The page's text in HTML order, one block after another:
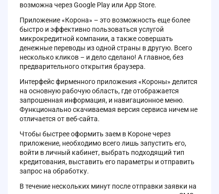
возможна через Google Play или App Store.
Приложение «Корона» – это возможность еще более
быстро и эффективно пользоваться услугой
микрокредитной компании, а также совершать
денежные переводы из одной страны в другую. Всего
несколько кликов – и дело сделано! А главное, без
предварительного открытия браузера.
Интерфейс фирменного приложения «Короны» делится
на основную рабочую область, где отображается
запрошенная информация, и навигационное меню.
Функционально скачиваемая версия сервиса ничем не
отличается от веб-сайта.
Чтобы быстрее оформить заем в Короне через
приложение, необходимо всего лишь запустить его,
войти в личный кабинет, выбрать подходящий тип
кредитования, выставить его параметры и отправить
запрос на обработку.
В течение нескольких минут после отправки заявки на